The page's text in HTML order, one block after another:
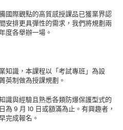
國際觀點的高質感授課品已獲業界認
安排更具彈性的需求，我們將規劃兩
度各舉辦一場。
知識，本課程以「考試專班」為設
英制做為授課規劃。
識與經驗且熟悉各類防爆保護型式的
9 月 10 日或額滿為止。有興趣者，
完成報名。